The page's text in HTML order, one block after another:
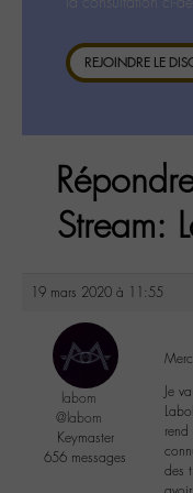
REJOINDRE LE
Stream:
19 mars 2020 à 11:55
labom
@labom
Keymaster
656 messages
Je
des